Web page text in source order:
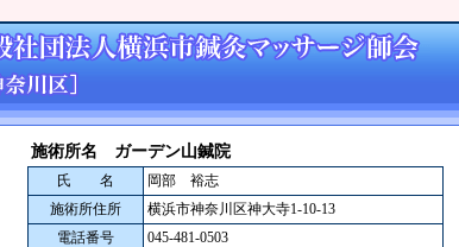
施術所名 ガーデン山鍼院
氏 名
岡部 裕志
施術所住所
横浜市神奈川区神大寺1-10-13
電話番号
045-481-0503